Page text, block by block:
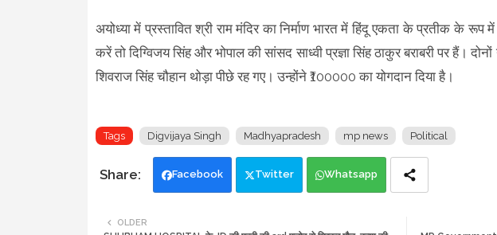
अयोध्या में प्रस्तावित श्री राम मंदिर का निर्माण भारत में हिंदू एकता के प्रतीक के रूप
करें तो दिग्विजय सिंह और भोपाल की सांसद साध्वी प्रज्ञा सिंह ठाकुर बराबरी पर हैं।
शिवराज सिंह चौहान थोड़ा पीछे रह गए। उन्होंने ₹100000 का योगदान दिया है।
Tags Digvijaya Singh Madhyapradesh mp news Political
Facebook Twitter Whatsapp
OLDER